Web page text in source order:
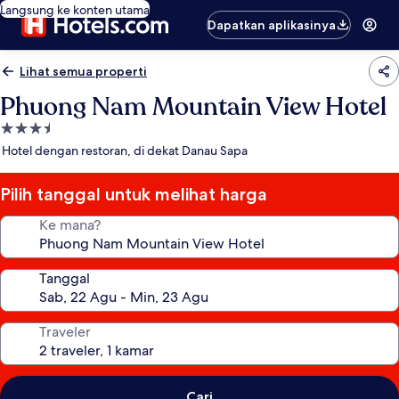
Langsung ke konten utama
Dapatkan aplikasinya
Lihat semua properti
Phuong Nam Mountain View Hotel
Properti
bintang
Hotel dengan restoran, di dekat Danau Sapa
Pilih tanggal untuk melihat harga
Ke mana?
Tanggal
Traveler